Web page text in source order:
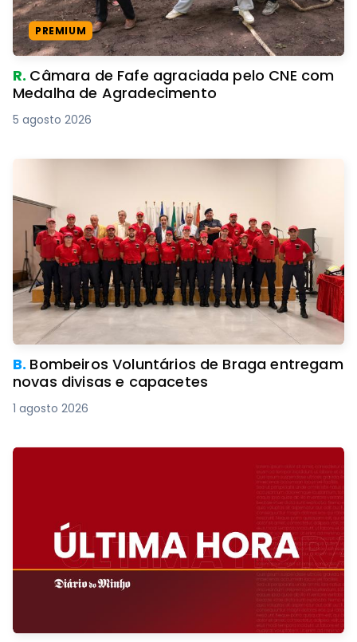
PREMIUM
R. Câmara de Fafe agraciada pelo CNE com
Medalha de Agradecimento
5 agosto 2026
B. Bombeiros Voluntários de Braga entregam
novas divisas e capacetes
1 agosto 2026